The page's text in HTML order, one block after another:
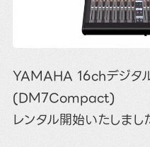
YAMAHA 16chデジタ
(DM7Compact)
レンタル開始いたしまし